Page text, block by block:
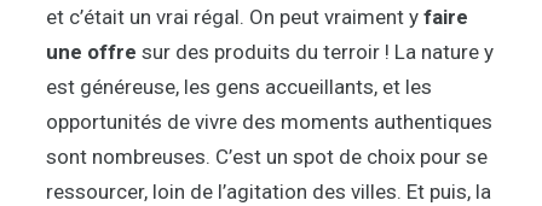
et c’était un vrai régal. On peut vraiment y faire
une offre sur des produits du terroir ! La nature y
est généreuse, les gens accueillants, et les
opportunités de vivre des moments authentiques
sont nombreuses. C’est un spot de choix pour se
ressourcer, loin de l’agitation des villes. Et puis, la